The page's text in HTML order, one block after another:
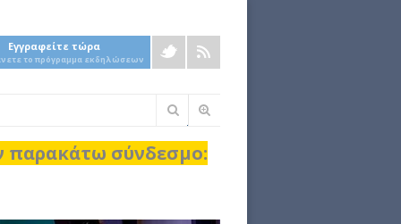
Εγγραφείτε τώρα
το πρόγραμμα εκδηλώσεων
Φόρμα
αναζήτησης
παρακάτω σύνδεσμο: